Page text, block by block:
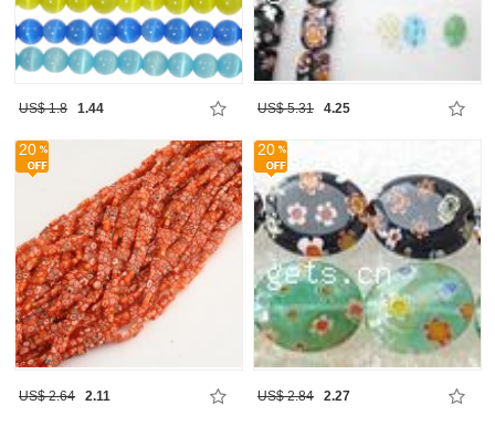
US$ 1.8 1.44 US$ 5.31 4.25
20
US$ 2.64 2.11
20
US$ 2.84 2.27